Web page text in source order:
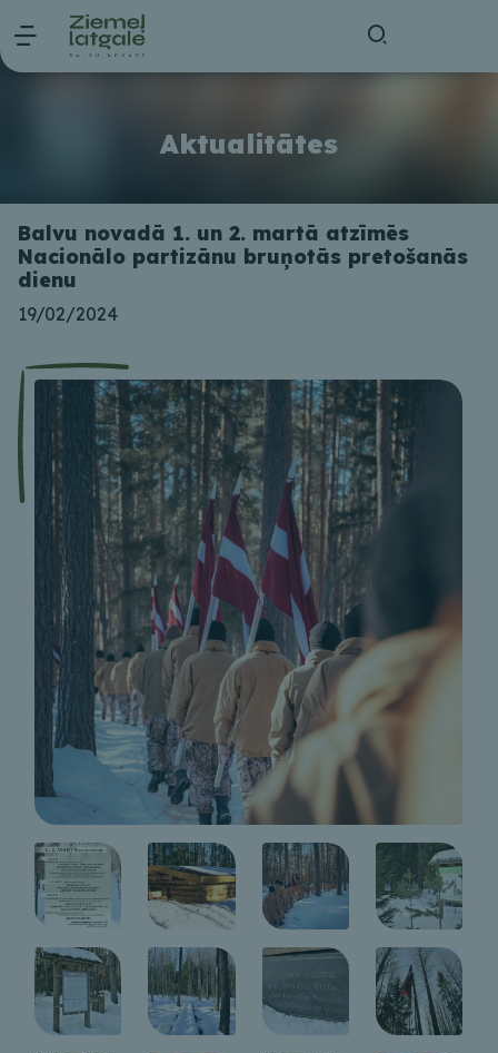
Aktualitātes
Balvu novadā 1. un 2. martā atzīmēs
Nacionālo partizānu bruņotās pretošanās
dienu
19/02/2024